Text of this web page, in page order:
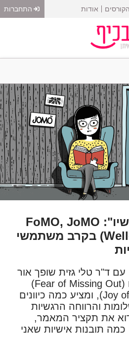
הקורסים אודות התחברות
אפקט ה"כאן ועכשיו": FoMO, JoMO
ושלומות (Well-Being) בקרב משתמשי
ד"ר טלי גזית שופך אור
על תופעות כמו פומו (Fear of Missing Out)
וג'ומו (Joy of Missing Out), ומציע כמה כיוונים
והרווחה הרגשיות
את תקציר המאמר,
תובנות אישיות שאני